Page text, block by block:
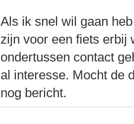
Als ik snel wil gaan
zijn voor een fiets erbij
ondertussen contact
al interesse. Mocht de
nog bericht.